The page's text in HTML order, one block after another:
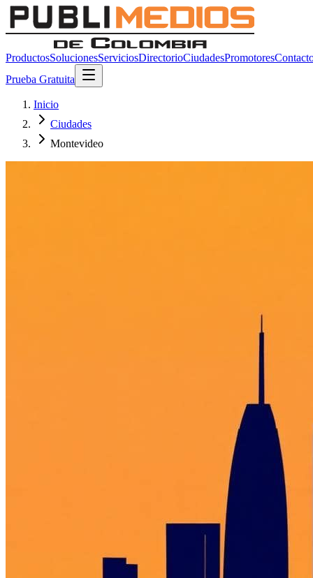
ProductosSolucionesServiciosDirectorioCiudadesPromotores
Prueba Gratuita
Inicio
Ciudades
Montevideo